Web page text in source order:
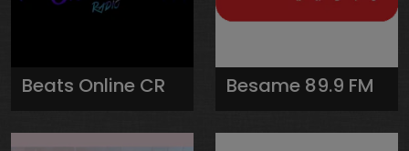
Beats Online CR Besame 89.9 FM